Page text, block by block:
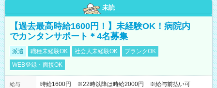
未読
【過去最高時給1600円！】未経験OK！病院内
でカンタンサポート＊4名募集
派遣 職種未経験OK 社会人未経験OK
ブランクOK
WEB登録・面接OK
給与
時給1600円 ※22時以降は時給2000円 ※給与前払い可